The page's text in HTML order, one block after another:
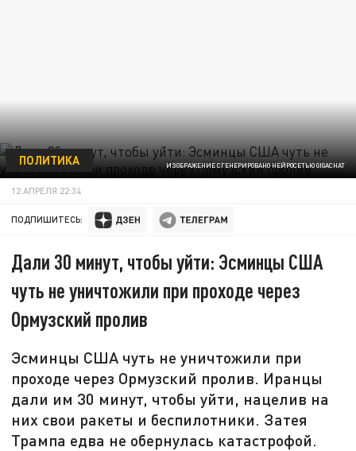
ИЗОБРАЖЕНИЕ СГЕНЕРИРОВАНО НЕЙРОСЕТЬЮ GIGACHAT
ПОЛИТИКА
12 АПРЕЛЯ 22:34
ПОДПИШИТЕСЬ:
Дали 30 минут, чтобы уйти: Эсминцы США
чуть не уничтожили при проходе через
Ормузский пролив
Эсминцы США чуть не уничтожили при
проходе через Ормузский пролив. Иранцы
дали им 30 минут, чтобы уйти, нацелив на
них свои ракеты и беспилотники. Затея
Трампа едва не обернулась катастрофой.